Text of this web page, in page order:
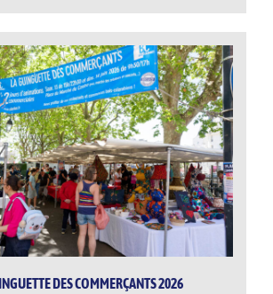
DES COMMERÇANTS 2026